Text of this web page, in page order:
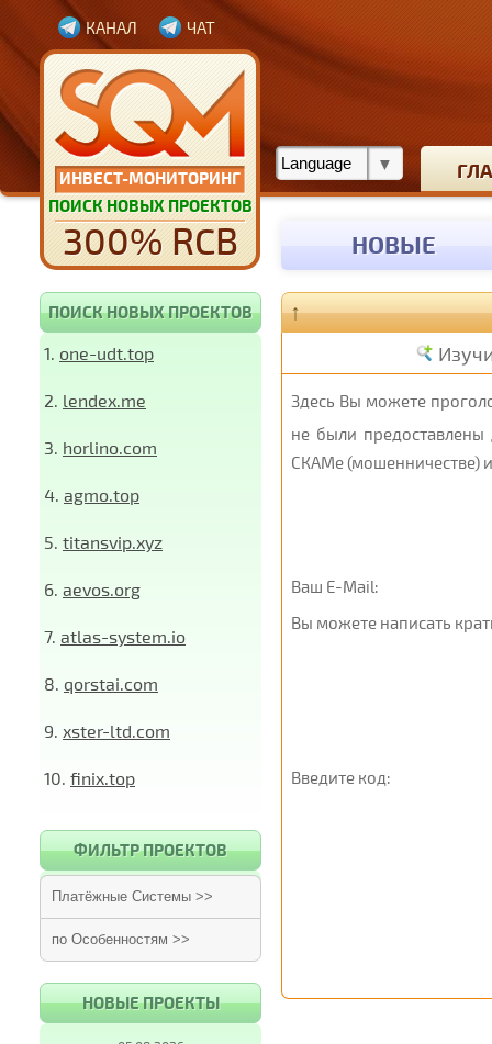
ИНВЕСТ-МОНИТОРИНГ
ПОИСК НОВЫХ ПРОЕКТОВ
300% RCB
КАНАЛ ЧАТ
НОВЫЕ
ПОИСК НОВЫХ ПРОЕКТОВ
1. one-udt.top
2. lendex.me
3. horlino.com
4. agmo.top
5. titansvip.xyz
6. aevos.org
7. atlas-system.io
8. qorstai.com
9. xster-ltd.com
10. finix.top
ФИЛЬТР ПРОЕКТОВ
Платёжные Системы >>
по Особенностям >>
НОВЫЕ ПРОЕКТЫ
↑
Здесь Вы можете
не были предоставлены
СКАМе (мошенничестве)
Ваш E-Mail:
Вы можете написать
Введите код: